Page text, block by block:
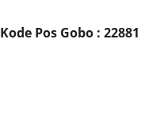
Kode Pos Gobo : 22881